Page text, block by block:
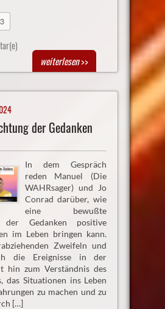
weiterlesen>>
der Gedanken
In dem Gespräch
reden Manuel (Die
WAHRsager) und Jo
Conrad darüber, wie
eine bewußte
der Gedanken positive
im Leben bringen kann.
Zweifeln und
die Ereignisse in der
hin zum Verständnis des
das Situationen ins Leben
zu machen und zu
[…]